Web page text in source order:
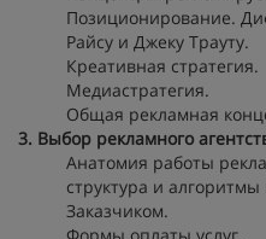
Позиционирование.
Райсу и Джеку Трауту.
Креативная стратегия.
Медиастратегия.
Общая рекламная
3. Выбор рекламного
Анатомия работы
структура и
Заказчиком.